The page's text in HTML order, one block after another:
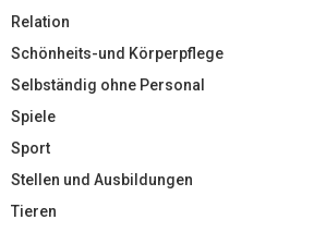
Relation
Schönheits-und Körperpflege
Selbständig ohne Personal
Spiele
Sport
Stellen und Ausbildungen
Tieren